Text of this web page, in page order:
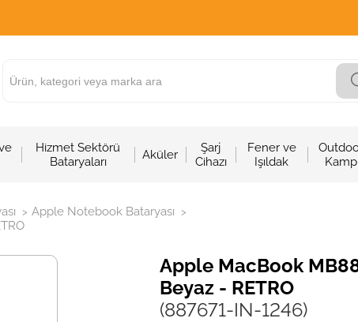
Hizmet Sektörü
Bataryaları
Aküler
Şarj
Cihazı
Fener ve
Işıldak
Kamp
> Apple Notebook Bataryası >
Apple MacBook
Beyaz - RETRO
(887671-IN-1246)